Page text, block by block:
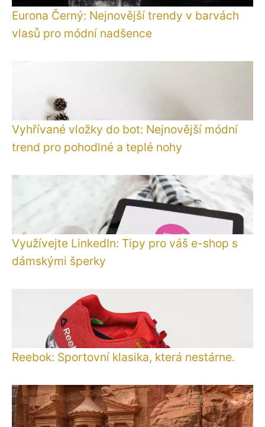
Eurona Černý: Nejnovější trendy v barvách
vlasů pro módní nadšence
Vyhřívané vložky do bot: Nejnovější módní
trend pro pohodlné a teplé nohy
Využívejte LinkedIn: Tipy pro váš e-shop s
dámskými šperky
Reebok: Sportovní klasika, která nestárne.